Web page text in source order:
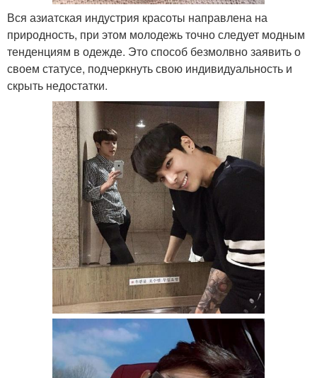
Вся азиатская индустрия красоты направлена на
природность, при этом молодежь точно следует модным
тенденциям в одежде. Это способ безмолвно заявить о
своем статусе, подчеркнуть свою индивидуальность и
скрыть недостатки.